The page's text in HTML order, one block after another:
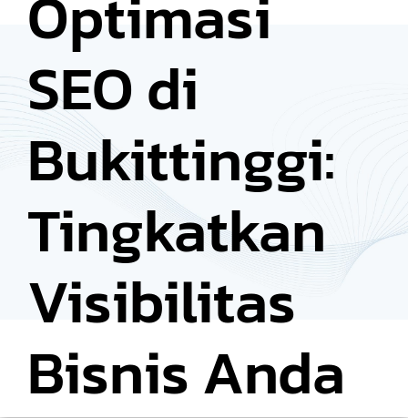
SEO di
Bukittinggi:
Tingkatkan
Visibilitas
Bisnis Anda